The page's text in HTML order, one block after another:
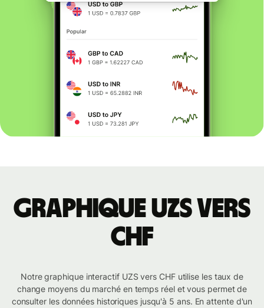
Graphique UZS vers
CHF
Notre graphique interactif UZS vers CHF utilise les taux de
change moyens du marché en temps réel et vous permet de
consulter les données historiques jusqu'à 5 ans. En attente d'un